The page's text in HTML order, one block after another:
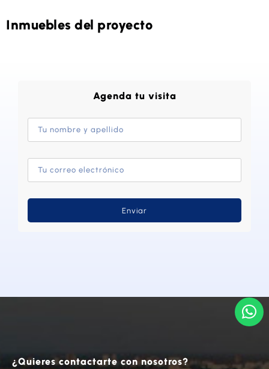
Inmuebles del proyecto
Agenda tu visita
Enviar
¿Quieres contactarte con nosotros?